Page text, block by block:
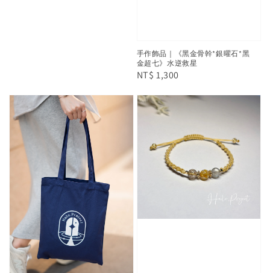
手作飾品｜《黑金骨幹*銀曜石*黑
金超七》水逆救星
Regular
NT$ 1,300